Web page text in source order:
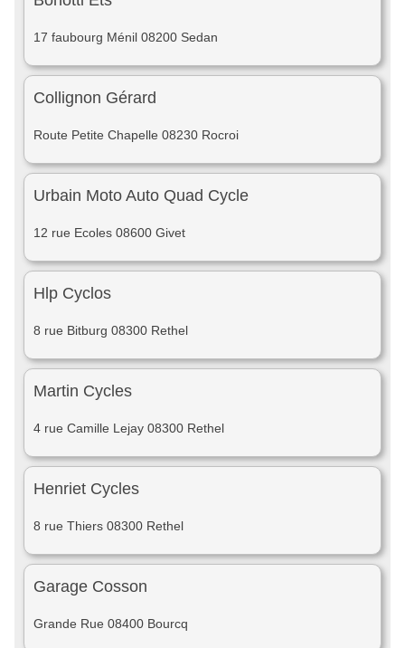
17 faubourg Ménil 08200 Sedan
Collignon Gérard
Route Petite Chapelle 08230 Rocroi
Urbain Moto Auto Quad Cycle
12 rue Ecoles 08600 Givet
Hlp Cyclos
8 rue Bitburg 08300 Rethel
Martin Cycles
4 rue Camille Lejay 08300 Rethel
Henriet Cycles
8 rue Thiers 08300 Rethel
Garage Cosson
Grande Rue 08400 Bourcq